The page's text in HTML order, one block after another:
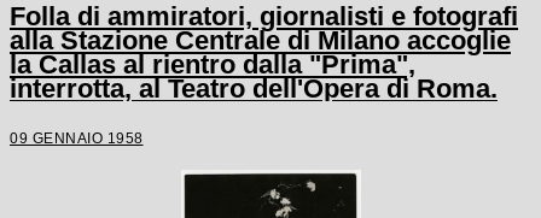
Folla di ammiratori, giornalisti e fotografi
alla Stazione Centrale di Milano accoglie
la Callas al rientro dalla "Prima",
interrotta, al Teatro dell'Opera di Roma.
09 GENNAIO 1958